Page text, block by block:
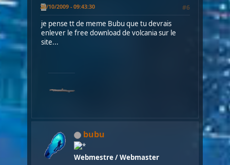
26/10/2009 - 09:43:30 #6
je pense tt de meme Bubu que tu devrais
enlever le free download de volcania sur le
site...
bubu
Webmestre / Webmaster